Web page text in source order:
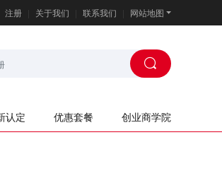
注册 关于我们 联系我们 网站地图
认定 优惠套餐 创业商学院